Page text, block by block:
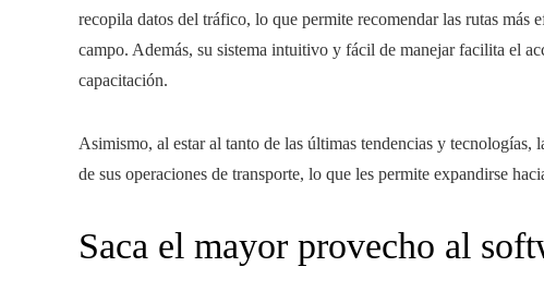
recopila datos del tráfico, lo que permite recomendar las rutas más
campo. Además, su sistema intuitivo y fácil de manejar facilita el
capacitación.
Asimismo, al estar al tanto de las últimas tendencias y tecnologías,
de sus operaciones de transporte, lo que les permite expandirse
Saca el mayor provecho al